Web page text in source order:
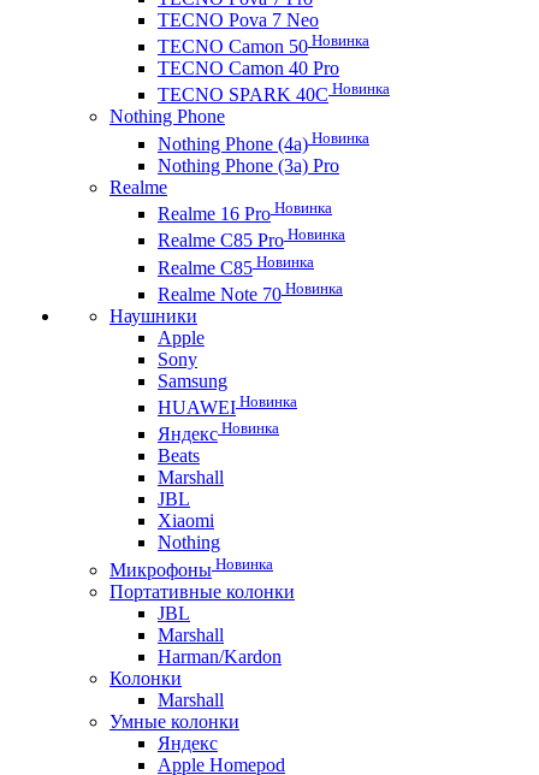
TECNO Pova 7 Neo
TECNO Camon 50 Новинка
TECNO Camon 40 Pro
TECNO SPARK 40C Новинка
Nothing Phone
Nothing Phone (4a) Новинка
Nothing Phone (3a) Pro
Realme
Realme 16 Pro Новинка
Realme C85 Pro Новинка
Realme C85 Новинка
Realme Note 70 Новинка
Наушники
Apple
Sony
Samsung
HUAWEI Новинка
Яндекс Новинка
Beats
Marshall
JBL
Xiaomi
Nothing
Микрофоны Новинка
Портативные колонки
JBL
Marshall
Harman/Kardon
Колонки
Marshall
Умные колонки
Яндекс
Apple Homepod